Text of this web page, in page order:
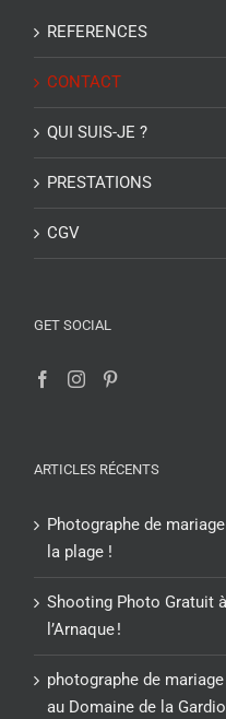
REFERENCES
CONTACT
QUI SUIS-JE ?
PRESTATIONS
CGV
GET SOCIAL
ARTICLES RÉCENTS
Photographe de
la plage !
Shooting Photo Gratuit
l’Arnaque !
photographe de
au Domaine de la